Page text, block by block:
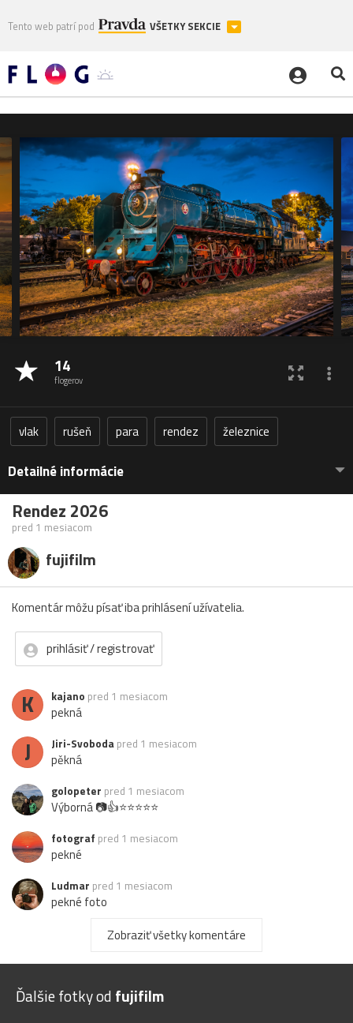
Tento web patrí pod VŠETKY SEKCIE
14
flogerov
vlak rušeň para rendez železnice
Detailné informácie
Rendez 2026
pred 1 mesiacom
fujifilm
Komentár môžu písať iba prihlásení užívatelia.
prihlásiť / registrovať
K kajano pred 1 mesiacom
pekná
J Jiri-Svoboda pred 1 mesiacom
pěkná
golopeter pred 1 mesiacom
Výborná 📷👍⭐⭐⭐⭐⭐
fotograf pred 1 mesiacom
pekné
Ludmar pred 1 mesiacom
pekné foto
Zobraziť všetky komentáre
Ďalšie fotky od fujifilm